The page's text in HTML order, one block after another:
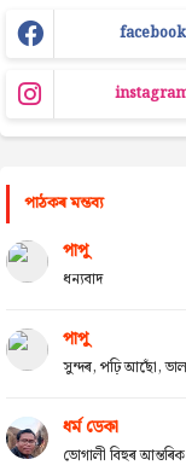
facebook
পাঠকৰ মন্তব্য
পাপু
ধন্যবাদ
পাপু
সুন্দৰ, পঢ়ি আছোঁ,
ধৰ্ম ডেকা
ভোগালী বিহুৰ